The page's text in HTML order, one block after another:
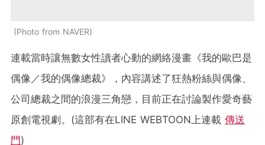
Photo from NAVER
連載當時讓無數女性讀者心動的網絡漫畫《我的歐巴是
偶像／我的偶像總裁》，內容講述了狂熱粉絲與偶像、
公司總裁之間的浪漫三角戀，目前正在討論製作愛奇藝
原創電視劇。(這部有在LINE WEBTOON上連載 傳送
門)